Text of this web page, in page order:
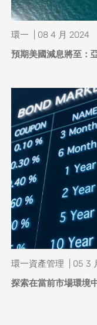
環一 | 08 4 月 2024
預期美國減息將至：
環一資產管理 | 05 3
探索在當前市場環境